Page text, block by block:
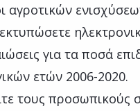
αγροτικών
για τα ποσά
ετών 2006-2020.
τους προσωπικούς